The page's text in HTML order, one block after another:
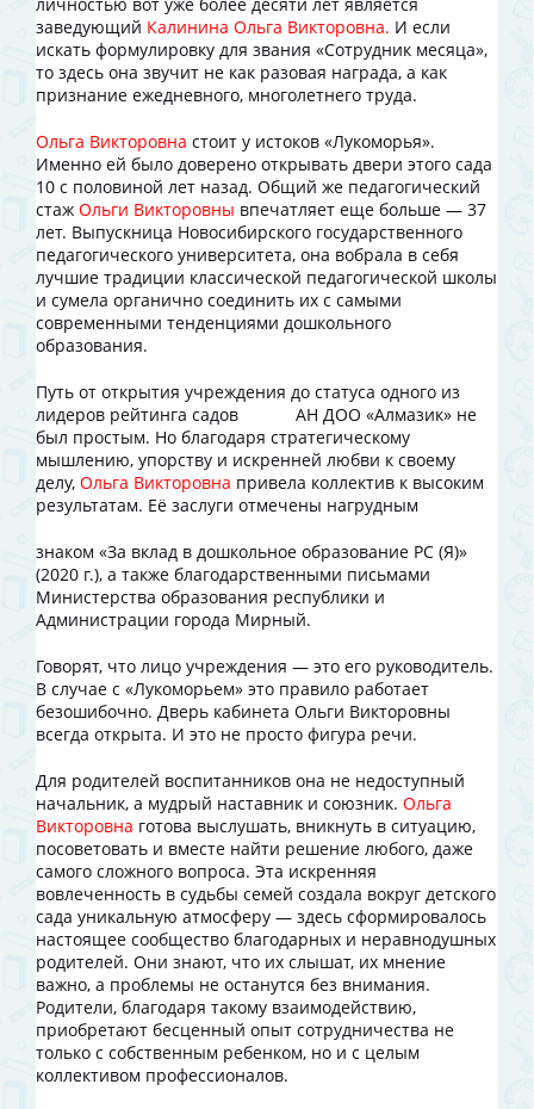
личностью вот уже более десяти лет является
заведующий Калинина Ольга Викторовна. И если
искать формулировку для звания «Сотрудник месяца»,
то здесь она звучит не как разовая награда, а как
признание ежедневного, многолетнего труда.
Ольга Викторовна стоит у истоков «Лукоморья».
Именно ей было доверено открывать двери этого сада
10 с половиной лет назад. Общий же педагогический
стаж Ольги Викторовны впечатляет еще больше — 37
лет. Выпускница Новосибирского государственного
педагогического университета, она вобрала в себя
лучшие традиции классической педагогической школы
и сумела органично соединить их с самыми
современными тенденциями дошкольного
образования.
Путь от открытия учреждения до статуса одного из
лидеров рейтинга садов АН ДОО «Алмазик» не
был простым. Но благодаря стратегическому
мышлению, упорству и искренней любви к своему
делу, Ольга Викторовна привела коллектив к высоким
результатам. Её заслуги отмечены нагрудным
знаком «За вклад в дошкольное образование РС (Я)»
(2020 г.), а также благодарственными письмами
Министерства образования республики и
Администрации города Мирный.
Говорят, что лицо учреждения — это его руководитель.
В случае с «Лукоморьем» это правило работает
безошибочно. Дверь кабинета Ольги Викторовны
всегда открыта. И это не просто фигура речи.
Для родителей воспитанников она не недоступный
начальник, а мудрый наставник и союзник. Ольга
Викторовна готова выслушать, вникнуть в ситуацию,
посоветовать и вместе найти решение любого, даже
самого сложного вопроса. Эта искренняя
вовлеченность в судьбы семей создала вокруг детского
сада уникальную атмосферу — здесь сформировалось
настоящее сообщество благодарных и неравнодушных
родителей. Они знают, что их слышат, их мнение
важно, а проблемы не останутся без внимания.
Родители, благодаря такому взаимодействию,
приобретают бесценный опыт сотрудничества не
только с собственным ребенком, но и с целым
коллективом профессионалов.